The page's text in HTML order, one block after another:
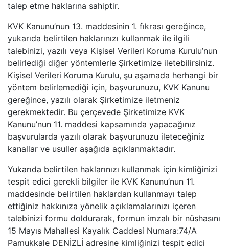
talep etme haklarına sahiptir.
KVK Kanunu’nun 13. maddesinin 1. fıkrası gereğince,
yukarıda belirtilen haklarınızı kullanmak ile ilgili
talebinizi, yazılı veya Kişisel Verileri Koruma Kurulu’nun
belirlediği diğer yöntemlerle Şirketimize iletebilirsiniz.
Kişisel Verileri Koruma Kurulu, şu aşamada herhangi bir
yöntem belirlemediği için, başvurunuzu, KVK Kanunu
gereğince, yazılı olarak Şirketimize iletmeniz
gerekmektedir. Bu çerçevede Şirketimize KVK
Kanunu’nun 11. maddesi kapsamında yapacağınız
başvurularda yazılı olarak başvurunuzu ileteceğiniz
kanallar ve usuller aşağıda açıklanmaktadır.
Yukarıda belirtilen haklarınızı kullanmak için kimliğinizi
tespit edici gerekli bilgiler ile KVK Kanunu’nun 11.
maddesinde belirtilen haklardan kullanmayı talep
ettiğiniz hakkınıza yönelik açıklamalarınızı içeren
talebinizi formu doldurarak, formun imzalı bir nüshasını
15 Mayıs Mahallesi Kayalık Caddesi Numara:74/A
Pamukkale DENİZLİ adresine kimliğinizi tespit edici